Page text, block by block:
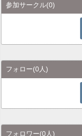
参加サークル(0)
フォロー(0人)
フォロワー(0人)